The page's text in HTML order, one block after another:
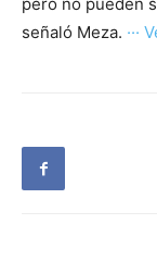
pero no pueden
señaló Meza. ···